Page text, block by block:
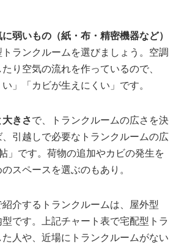
弱いもの（紙・布・精密機器など）
ランクルームを選びましょう。空調
り空気の流れを作っているので、
」「カビが生えにくい」です。
きさで、トランクルームの広さを決
引越しで必要なトランクルームの広
」です。荷物の追加やカビの発生を
スペースを選ぶのもあり。
介するトランクルームは、屋外型
型です。上記チャート表で宅配型トラ
人や、近場にトランクルームがない